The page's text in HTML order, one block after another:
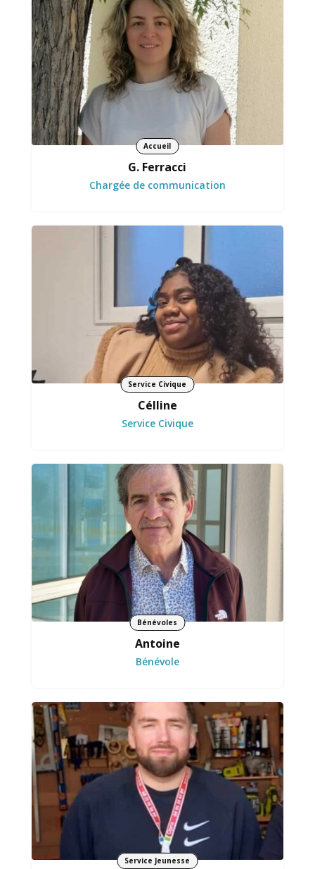
Accueil
G. Ferracci
Chargée de communication
de l'association sur le territoire.
Service Civique
Célline
Service Civique
Bénévoles
Antoine
Bénévole
Participe activement au développement des
actions.
Service Jeunesse
Transforme les idées des jeunes en
opportunités concrètes.